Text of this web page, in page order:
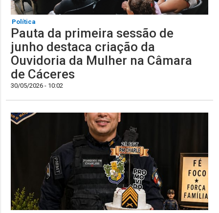
Política
Pauta da primeira sessão de
junho destaca criação da
Ouvidoria da Mulher na Câmara
de Cáceres
30/05/2026 - 10:02